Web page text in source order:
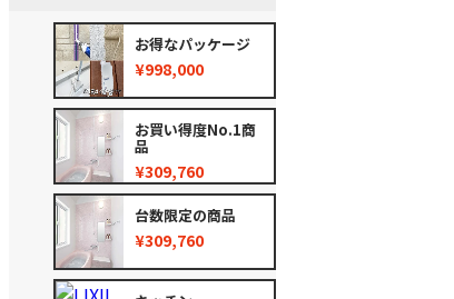
お得なパッケージ
¥998,000
お買い得度No.1商
品
¥309,760
台数限定の商品
¥309,760